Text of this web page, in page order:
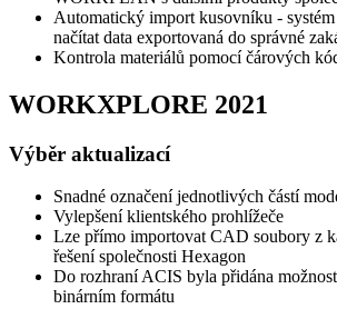
Automatický import kusovníku -
načítat data exportovaná do správné
Kontrola materiálů pomocí čárových
WORKXPLORE 2021
Výběr aktualizací
Snadné označení jednotlivých částí
Vylepšení klientského prohlížeče
Lze přímo importovat CAD soubory z
řešení společnosti Hexagon
Do rozhraní ACIS byla přidána
binárním formátu